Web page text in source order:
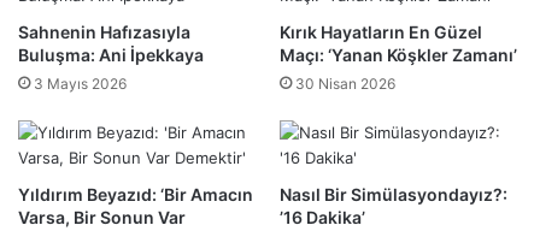
Sahnenin Hafızasıyla
Buluşma: Ani İpekkaya
3 Mayıs 2026
Kırık Hayatların En Güzel
Maçı: ‘Yanan Köşkler Zamanı’
30 Nisan 2026
Yıldırım Beyazıd: ‘Bir Amacın
Varsa, Bir Sonun Var
Nasıl Bir Simülasyondayız?:
’16 Dakika’